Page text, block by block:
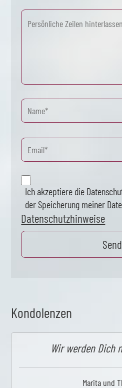
Ich akzeptiere die
der Speicherung meiner
Datenschutzhinweise
Kondolenzen
Wir werden Dich
Marita und